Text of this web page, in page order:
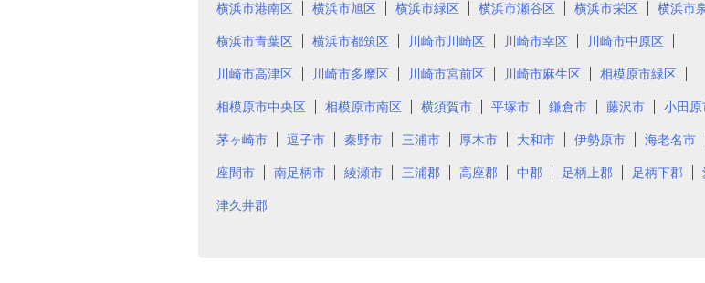
横浜市港南区 横浜市旭区 横浜市緑区 横浜市瀬谷区 横浜市栄区 横浜市
横浜市青葉区 横浜市都筑区 川崎市川崎区 川崎市幸区 川崎市中原区
川崎市高津区 川崎市多摩区 川崎市宮前区 川崎市麻生区 相模原市緑区
相模原市中央区 相模原市南区 横須賀市 平塚市 鎌倉市 藤沢市 小田原
茅ヶ崎市 逗子市 秦野市 三浦市 厚木市 大和市 伊勢原市 海老名市
座間市 南足柄市 綾瀬市 三浦郡 高座郡 中郡 足柄上郡 足柄下郡
津久井郡